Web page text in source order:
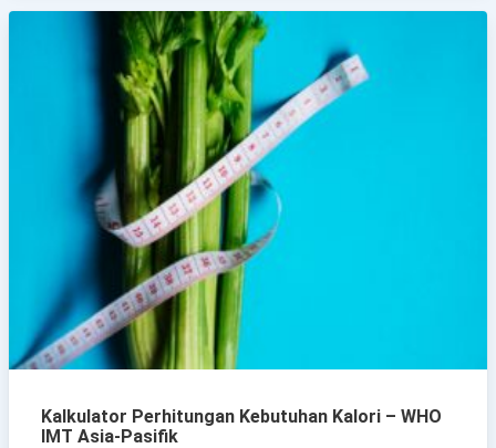
Kalkulator Perhitungan Kebutuhan Kalori – WHO
IMT Asia-Pasifik